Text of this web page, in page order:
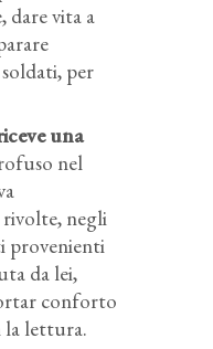
dare vita a
per
una
nel
negli
provenienti
da lei,
conforto
la lettura.